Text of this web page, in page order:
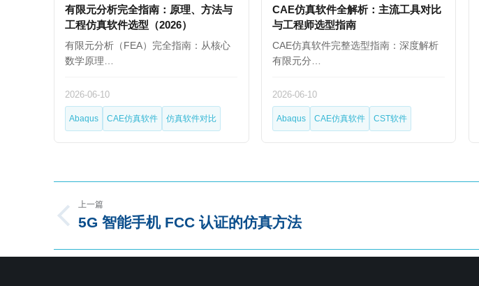
有限元分析完全指南：原理、方法与
工程仿真软件选型（2026）
有限元分析（FEA）完全指南：从核心
数学原理…
2026-06-10
Abaqus CAE仿真软件 仿真软件对比
CAE仿真软件全解析：主流工具对比
与工程师选型指南
CAE仿真软件完整选型指南：深度解析
有限元分…
2026-06-10
Abaqus CAE仿真软件 CST软件
上一篇
5G 智能手机 FCC 认证的仿真方法